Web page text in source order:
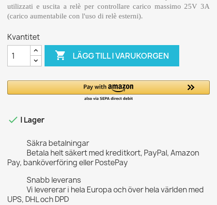
utilizzati e uscita a relè per controllare carico massimo 25V 3A
(carico aumentabile con l'uso di relè esterni).
Kvantitet
 LÄGG TILL I VARUKORGEN
 I Lager
Säkra betalningar
Betala helt säkert med kreditkort, PayPal, Amazon
Pay, banköverföring eller PostePay
Snabb leverans
Vi levererar i hela Europa och över hela världen med
UPS, DHL och DPD